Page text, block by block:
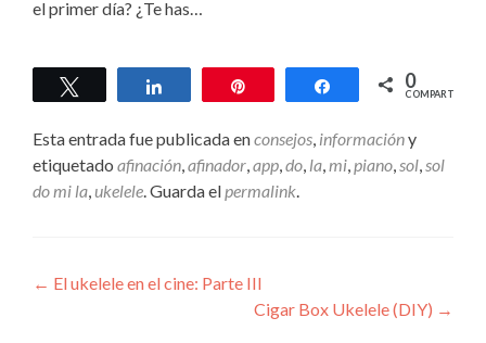
el primer día? ¿Te has…
Twittear Compartir Compartir
0
COMPARTIR
Esta entrada fue publicada enconsejos informacióny
etiquetado afinación afinador app do la mi piano sol sol
do mi la ukelele . Guarda el permalink
Navegación
← El ukelele en el cine: Parte III
Cigar Box Ukelele (DIY) →